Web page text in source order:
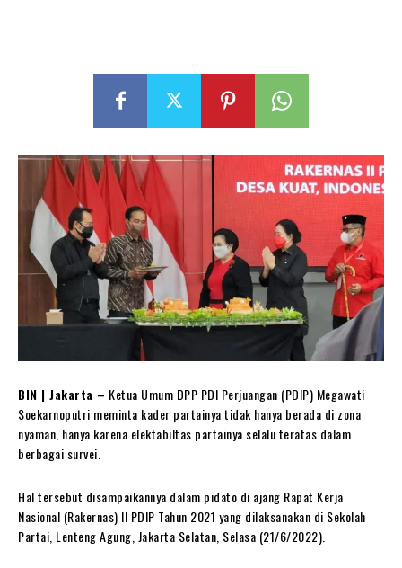
BIN | Jakarta – Ketua Umum DPP PDI Perjuangan (PDIP) Megawati
Soekarnoputri meminta kader partainya tidak hanya berada di zona
nyaman, hanya karena elektabiltas partainya selalu teratas dalam
berbagai survei.
Hal tersebut disampaikannya dalam pidato di ajang Rapat Kerja
Nasional (Rakernas) II PDIP Tahun 2021 yang dilaksanakan di Sekolah
Partai, Lenteng Agung, Jakarta Selatan, Selasa (21/6/2022).